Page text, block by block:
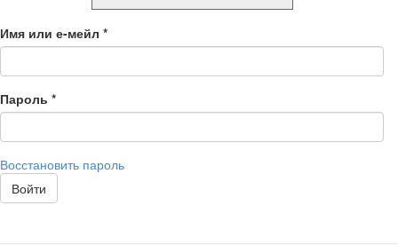
Имя или е-мейл *
Пароль *
Восстановить пароль
Войти